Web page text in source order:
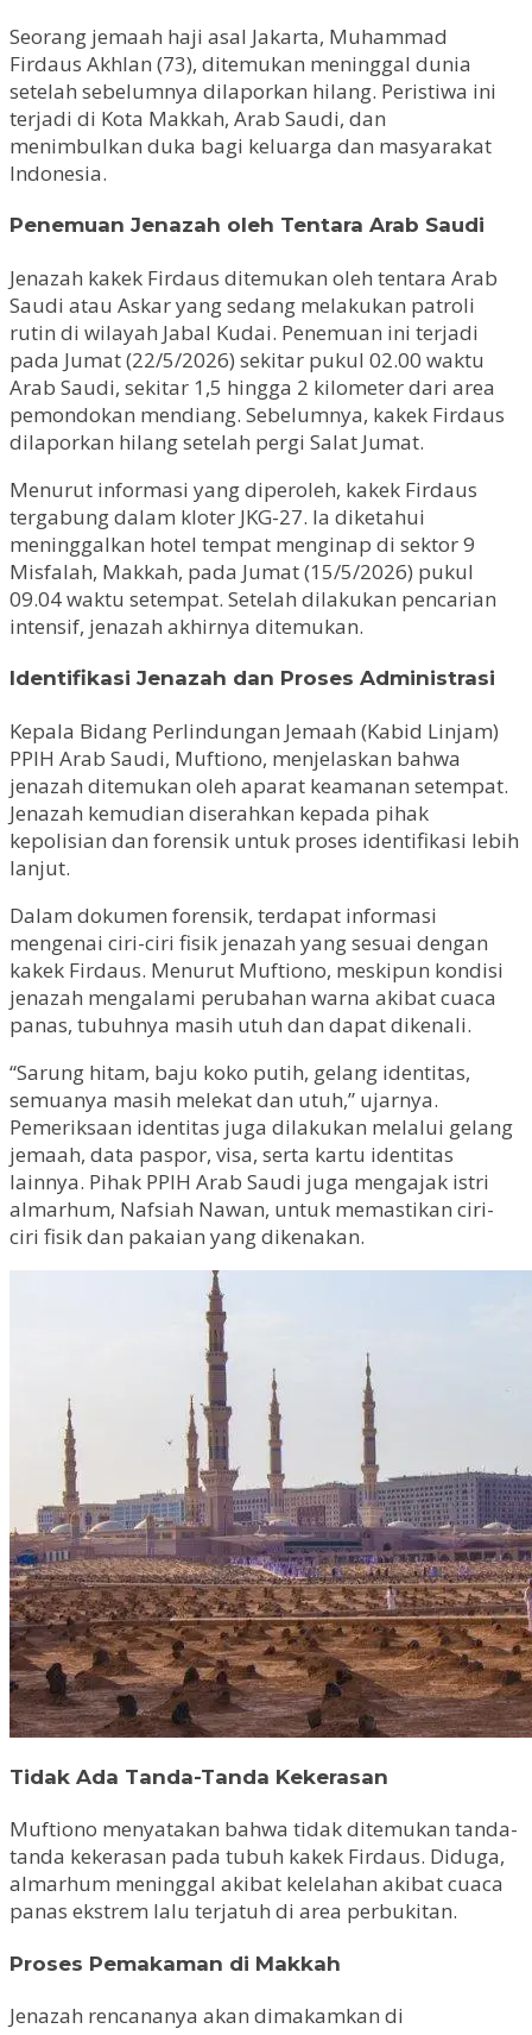
Seorang jemaah haji asal Jakarta, Muhammad
Firdaus Akhlan (73), ditemukan meninggal dunia
setelah sebelumnya dilaporkan hilang. Peristiwa ini
terjadi di Kota Makkah, Arab Saudi, dan
menimbulkan duka bagi keluarga dan masyarakat
Indonesia.
Penemuan Jenazah oleh Tentara Arab Saudi
Jenazah kakek Firdaus ditemukan oleh tentara Arab
Saudi atau Askar yang sedang melakukan patroli
rutin di wilayah Jabal Kudai. Penemuan ini terjadi
pada Jumat (22/5/2026) sekitar pukul 02.00 waktu
Arab Saudi, sekitar 1,5 hingga 2 kilometer dari area
pemondokan mendiang. Sebelumnya, kakek Firdaus
dilaporkan hilang setelah pergi Salat Jumat.
Menurut informasi yang diperoleh, kakek Firdaus
tergabung dalam kloter JKG-27. Ia diketahui
meninggalkan hotel tempat menginap di sektor 9
Misfalah, Makkah, pada Jumat (15/5/2026) pukul
09.04 waktu setempat. Setelah dilakukan pencarian
intensif, jenazah akhirnya ditemukan.
Identifikasi Jenazah dan Proses Administrasi
Kepala Bidang Perlindungan Jemaah (Kabid Linjam)
PPIH Arab Saudi, Muftiono, menjelaskan bahwa
jenazah ditemukan oleh aparat keamanan setempat.
Jenazah kemudian diserahkan kepada pihak
kepolisian dan forensik untuk proses identifikasi lebih
lanjut.
Dalam dokumen forensik, terdapat informasi
mengenai ciri-ciri fisik jenazah yang sesuai dengan
kakek Firdaus. Menurut Muftiono, meskipun kondisi
jenazah mengalami perubahan warna akibat cuaca
panas, tubuhnya masih utuh dan dapat dikenali.
“Sarung hitam, baju koko putih, gelang identitas,
semuanya masih melekat dan utuh,” ujarnya.
Pemeriksaan identitas juga dilakukan melalui gelang
jemaah, data paspor, visa, serta kartu identitas
lainnya. Pihak PPIH Arab Saudi juga mengajak istri
almarhum, Nafsiah Nawan, untuk memastikan ciri-
ciri fisik dan pakaian yang dikenakan.
Tidak Ada Tanda-Tanda Kekerasan
Muftiono menyatakan bahwa tidak ditemukan tanda-
tanda kekerasan pada tubuh kakek Firdaus. Diduga,
almarhum meninggal akibat kelelahan akibat cuaca
panas ekstrem lalu terjatuh di area perbukitan.
Proses Pemakaman di Makkah
Jenazah rencananya akan dimakamkan di